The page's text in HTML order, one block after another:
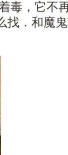
毒，它不
找．和魔